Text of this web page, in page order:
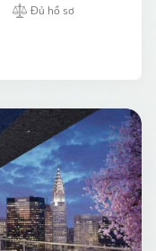
công nghiệp
Đủ hồ sơ